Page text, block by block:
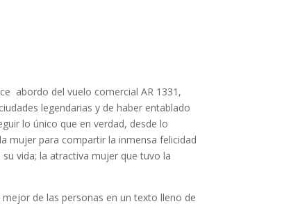
abordo del vuelo comercial AR 1331,
legendarias y de haber entablado
lo único que en verdad, desde lo
mujer para compartir la inmensa felicidad
vida; la atractiva mujer que tuvo la
de las personas en un texto lleno de